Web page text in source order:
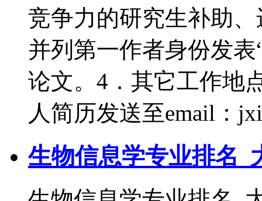
竞争力的研究生补助
并列第一作者身份发
论文。4．其它工作地
人简历发送至email：
生物信息学专业排名_